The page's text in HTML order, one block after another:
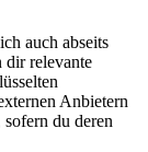
auch abseits
dir relevante
Anbietern
du deren